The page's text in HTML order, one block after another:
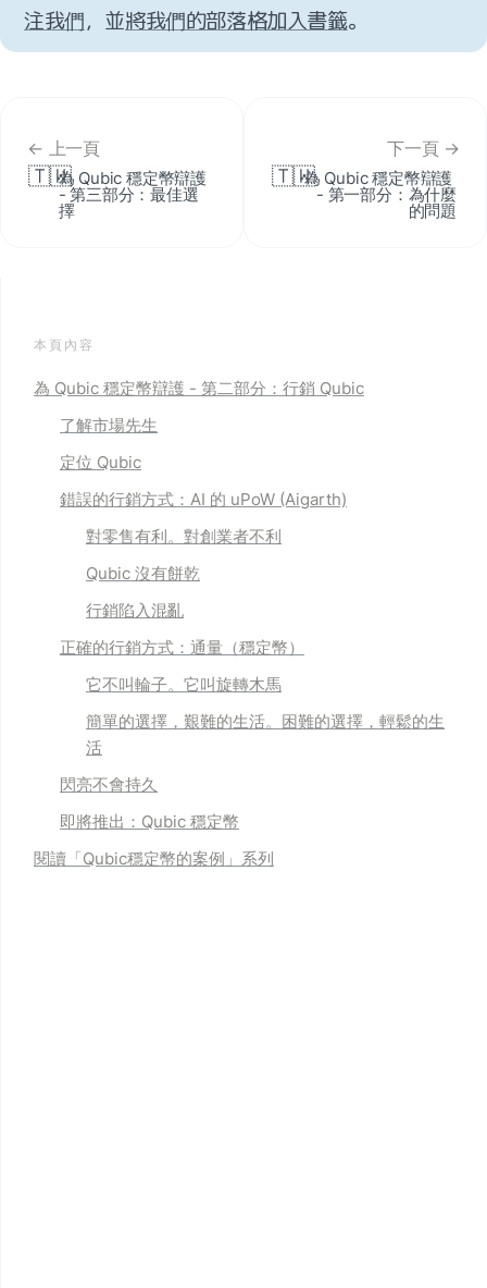
注我們，並將我們的部落格加入書籤。
← 上一頁
🇹🇼為 Qubic 穩定幣辯護
- 第三部分：最佳選
擇
下一頁 →
🇹🇼為 Qubic 穩定幣辯護
- 第一部分：為什麼
的問題
本頁內容
為 Qubic 穩定幣辯護 - 第二部分：行銷 Qubic
了解市場先生
定位 Qubic
錯誤的行銷方式：AI 的 uPoW (Aigarth)
對零售有利。對創業者不利
Qubic 沒有餅乾
行銷陷入混亂
正確的行銷方式：通量（穩定幣）
它不叫輪子。它叫旋轉木馬
簡單的選擇，艱難的生活。困難的選擇，輕鬆的生
活
閃亮不會持久
即將推出：Qubic 穩定幣
閱讀「Qubic穩定幣的案例 」系列